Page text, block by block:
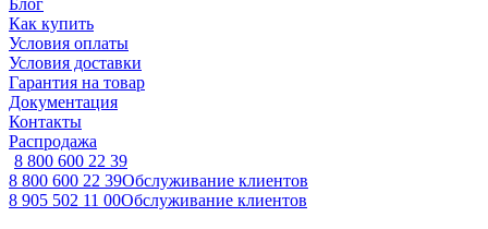
Блог
Как купить
Условия оплаты
Условия доставки
Гарантия на товар
Документация
Контакты
Распродажа
8 800 600 22 39
8 800 600 22 39Обслуживание клиентов
8 905 502 11 00Обслуживание клиентов